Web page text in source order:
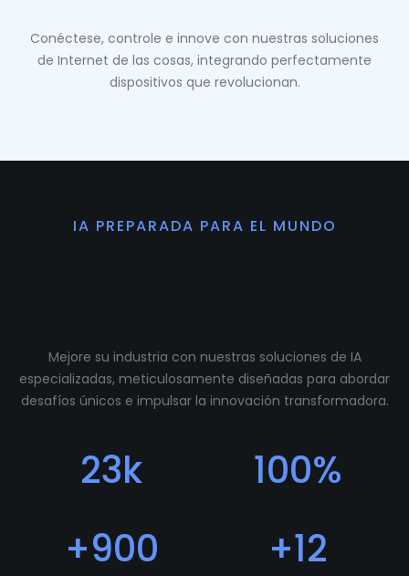
Conéctese, controle e innove con nuestras soluciones
de Internet de las cosas, integrando perfectamente
dispositivos que revolucionan.
IA PREPARADA PARA EL MUNDO
Mejore su industria con nuestras soluciones de IA
especializadas, meticulosamente diseñadas para abordar
desafíos únicos e impulsar la innovación transformadora.
23k 100%
+900 +12